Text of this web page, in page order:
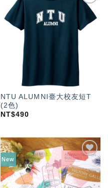
加入
「願
望輕
NTU ALUMNI臺大校友短T
(2色)
NT$490
New
加入
「願
望輕
單」